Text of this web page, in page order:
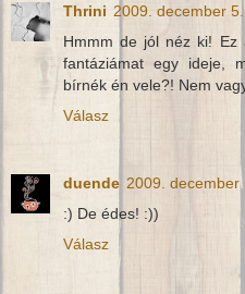
Thrini 2009. december
Hmmm de jól néz ki! Ez
fantáziámat egy ideje,
bírnék én vele?! Nem
Válasz
duende 2009. december
:) De édes! :))
Válasz